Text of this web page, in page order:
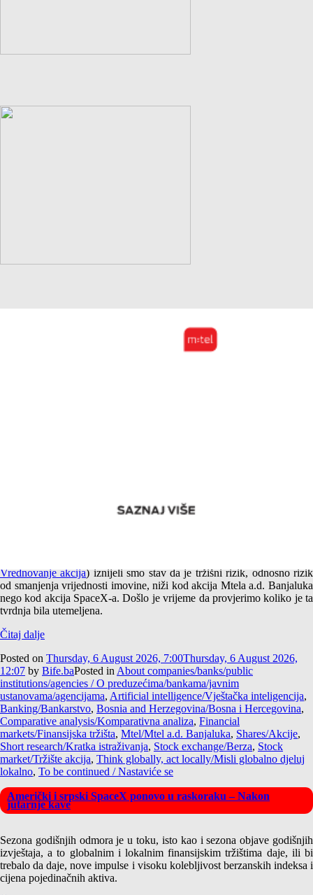
Empirijska potvrda različitog tržišnog rizika akcija Mtela a.d.
Vrednovanje akcija) iznijeli smo stav da je tržišni rizik, odnosno rizik
od smanjenja vrijednosti imovine, niži kod akcija Mtela a.d. Banjaluka
nego kod akcija SpaceX-a. Došlo je vrijeme da provjerimo koliko je ta
tvrdnja bila utemeljena.
Čitaj dalje
Posted on Thursday, 6 August 2026, 7:00Thursday, 6 August 2026,
12:07 by Bife.baPosted in About companies/banks/public
institutions/agencies / O preduzećima/bankama/javnim
ustanovama/agencijama, Artificial intelligence/Vještačka inteligencija,
Banking/Bankarstvo, Bosnia and Herzegovina/Bosna i Hercegovina,
Comparative analysis/Komparativna analiza, Financial
markets/Finansijska tržišta, Mtel/Mtel a.d. Banjaluka, Shares/Akcije,
Short research/Kratka istraživanja, Stock exchange/Berza, Stock
market/Tržište akcija, Think globally, act locally/Misli globalno djeluj
lokalno, To be continued / Nastaviće se
Američki i srpski SpaceX ponovo u raskoraku – Nakon
jutarnje kave
Sezona godišnjih odmora je u toku, isto kao i sezona objave godišnjih
izvještaja, a to globalnim i lokalnim finansijskim tržištima daje, ili bi
trebalo da daje, nove impulse i visoku kolebljivost berzanskih indeksa i
cijena pojedinačnih aktiva.